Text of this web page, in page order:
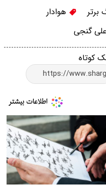
برتر
هوادار
گنجی
کوتاه